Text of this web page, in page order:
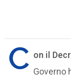
C on il
Governo